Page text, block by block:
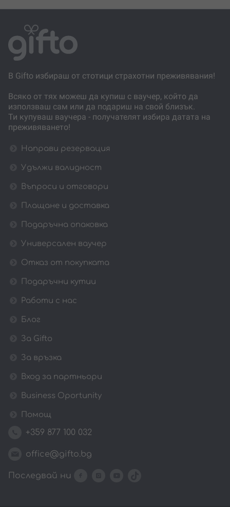
В Gifto избираш от стотици страхотни преживявания!
Всяко от тях можеш да купиш с ваучер, който да
използваш сам или да подариш на свой близък.
Ти купуваш ваучера - получателят избира датата на
преживяването!
Направи резервация
Удължи валидност
Въпроси и отговори
Плащане и доставка
Подаръчна опаковка
Универсален ваучер
Отказ от покупката
Подаръчни кутии
Работи с нас
Блог
За Gifto
За връзка
Вход за партньори
Business Oportunity
Помощ
+359 877 100 032
office@gifto.bg
Последвай ни